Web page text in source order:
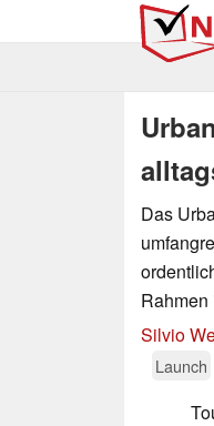
Das
Rahmen
Silvio
Launch